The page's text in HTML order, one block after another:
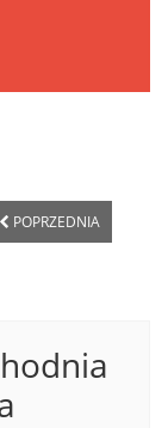
POPRZEDNIA